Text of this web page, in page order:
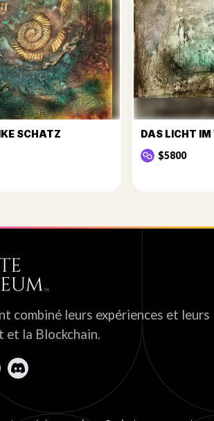
SCHATZ
DAS LICHT IM
$5800
combiné leurs expériences et leurs
et la Blockchain.